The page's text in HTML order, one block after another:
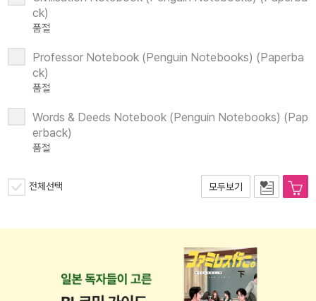
ck)
품절
Professor Notebook (Penguin Notebooks) (Paperba
ck)
품절
Words & Deeds Notebook (Penguin Notebooks) (Pap
erback)
품절
전체선택 모두보기